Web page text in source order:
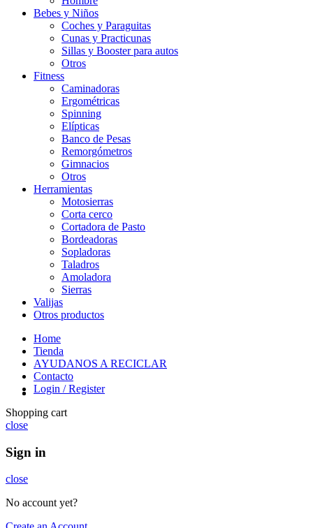
Bebes y Niños
Coches y Paraguitas
Cunas y Practicunas
Sillas y Booster para autos
Otros
Fitness
Caminadoras
Ergométricas
Spinning
Elípticas
Banco de Pesas
Remorgómetros
Gimnacios
Otros
Herramientas
Motosierras
Corta cerco
Cortadora de Pasto
Bordeadoras
Sopladoras
Taladros
Amoladora
Sierras
Valijas
Otros productos
Home
Tienda
AYUDANOS A RECICLAR
Contacto
Login / Register
Shopping cart
close
Sign in
close
No account yet?